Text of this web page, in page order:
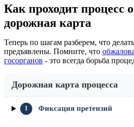
Как проходит процесс
дорожная карта
Теперь по шагам разберем, что
предъявлены. Помните, что
госорганов - это всегда борьба
Дорожная карта процесса
1 Фиксация претензий